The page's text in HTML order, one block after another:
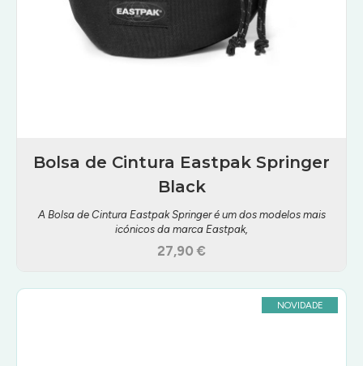
Bolsa de Cintura Eastpak Springer
Black
A Bolsa de Cintura Eastpak Springer é um dos modelos mais
icónicos da marca Eastpak,
27,90 €
NOVIDADE